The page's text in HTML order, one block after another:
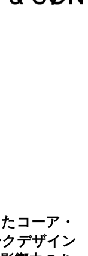
コーア・
デザイン